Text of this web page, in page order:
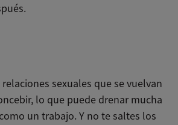
sexuales que se vuelvan
lo que puede drenar mucha
un trabajo. Y no te saltes los